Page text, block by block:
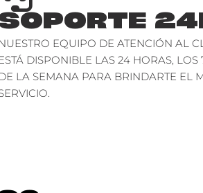
EQUIPO DE ATENCIÓN AL
DISPONIBLE LAS 24 HORAS, LOS
LA SEMANA PARA BRINDARTE EL